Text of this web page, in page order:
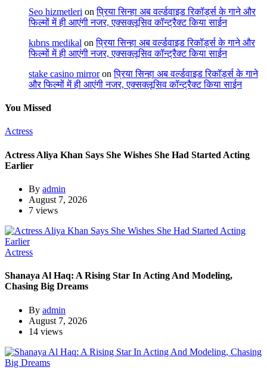
Seo hizmetleri onप्रिया सिन्हा अब वर्ल्डवाइड रिकॉर्ड्स के गाने और
फिल्मों में ही आएंगी नजर, एक्सक्लूसिव कॉन्ट्रैक्ट किया साईन
kıbrıs medikal onप्रिया सिन्हा अब वर्ल्डवाइड रिकॉर्ड्स के गाने और
फिल्मों में ही आएंगी नजर, एक्सक्लूसिव कॉन्ट्रैक्ट किया साईन
stake casino mirroronप्रिया सिन्हा अब वर्ल्डवाइड रिकॉर्ड्स के गाने
और फिल्मों में ही आएंगी नजर, एक्सक्लूसिव कॉन्ट्रैक्ट किया साईन
You Missed
Actress
Actress Aliya Khan Says She Wishes She Had Started Acting
Earlier
By admin
August 7, 2026
7 views
Actress
Shanaya Al Haq: A Rising Star In Acting And Modeling,
Chasing Big Dreams
By admin
August 7, 2026
14 views